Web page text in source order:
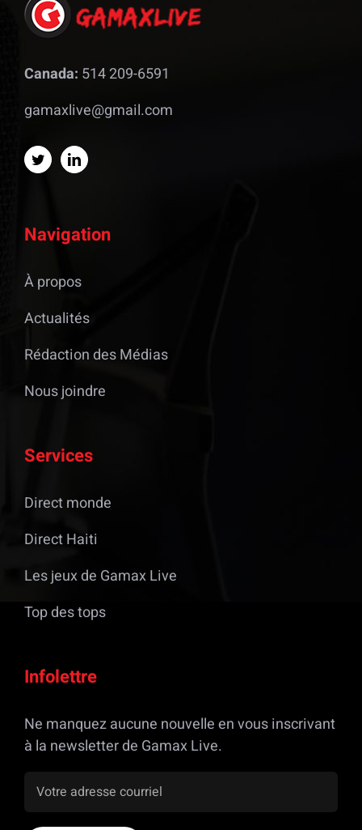
Canada: 514 209-6591
gamaxlive@gmail.com
Navigation
À propos
Actualités
Rédaction des Médias
Nous joindre
Services
Direct monde
Direct Haiti
Les jeux de Gamax Live
Top des tops
Infolettre
Ne manquez aucune nouvelle en vous inscrivant
à la newsletter de Gamax Live.